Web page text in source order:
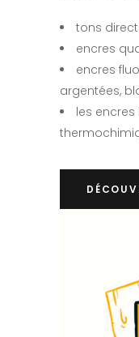
tons
encres
encres
argentées,
les